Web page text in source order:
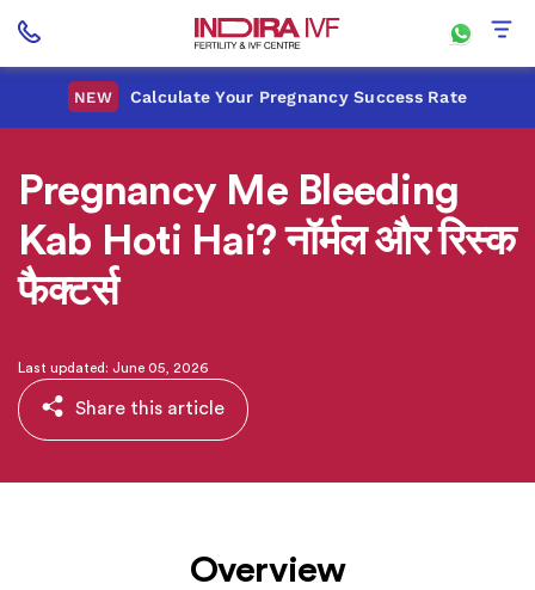
NEW Calculate Your Pregnancy Success Rate
Pregnancy Me Bleeding
Kab Hoti Hai? नॉर्मल और रिस्क
फैक्टर्स
Last updated: June 05, 2026
Share this article
Overview